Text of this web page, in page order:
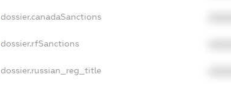
dossier.canadaSanctions
dossier.rfSanctions
dossier.russian_reg_title